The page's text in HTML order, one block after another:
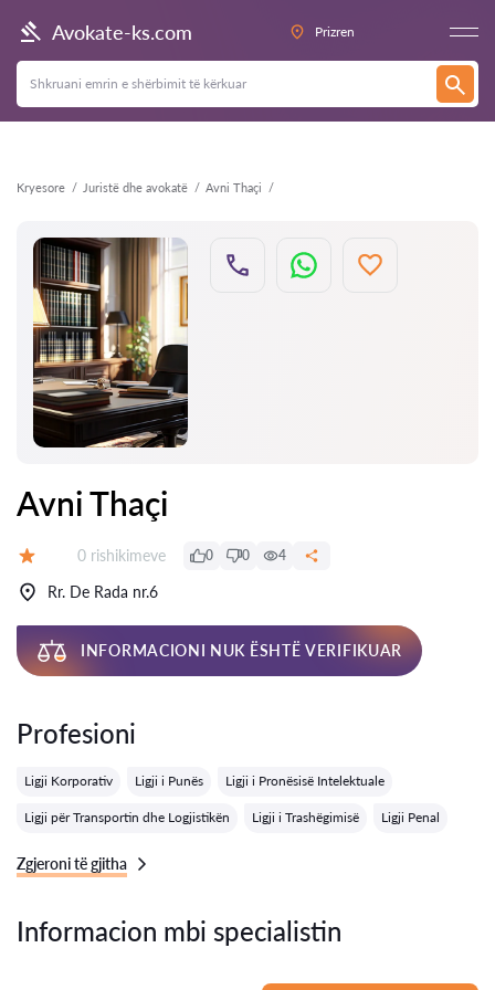
Avokate-ks.com Prizren
Kryesore Juristë dhe avokatë Avni Thaçi
Kthehu
Avni Thaçi
Rishikime:
0 rishikimeve 0 0 4
Rr. De Rada nr.6
INFORMACIONI NUK ËSHTË VERIFIKUAR
Profesioni
Ligji Korporativ Ligji i Punës Ligji i Pronësisë Intelektuale
Ligji për Transportin dhe Logjistikën Ligji i Trashëgimisë Ligji Penal
Zgjeroni të gjitha
Informacion mbi specialistin